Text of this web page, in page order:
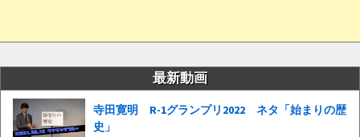
最新動画
寺田寛明 R-1グランプリ2022 ネタ「始まりの歴
史」